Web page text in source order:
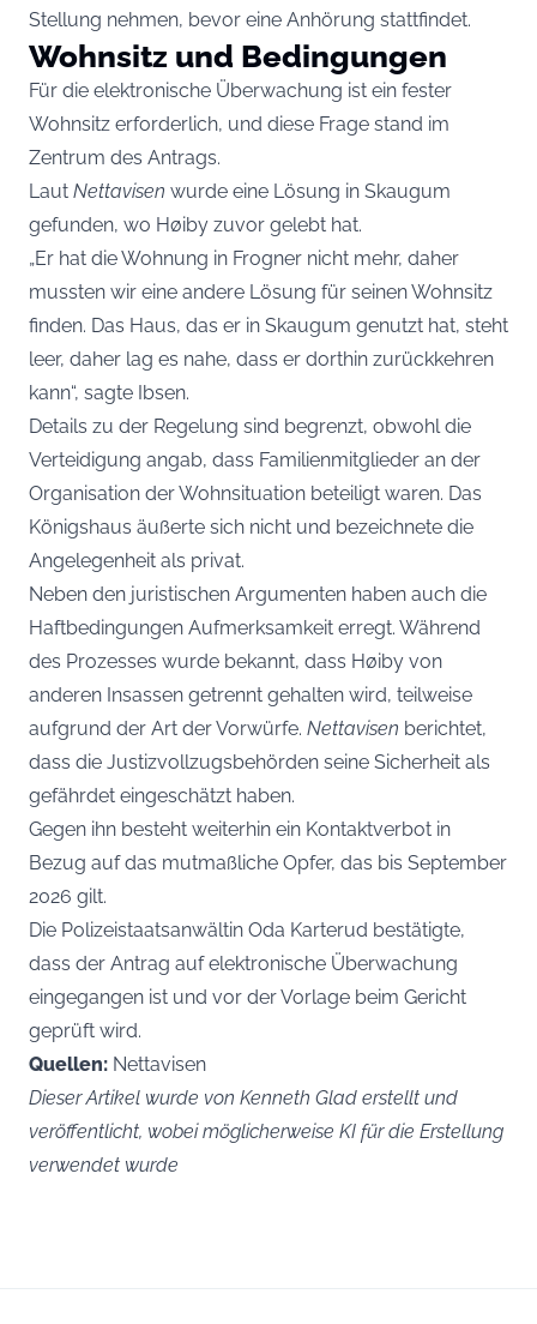
Stellung nehmen, bevor eine Anhörung stattfindet.
Wohnsitz und Bedingungen
Für die elektronische Überwachung ist ein fester
Wohnsitz erforderlich, und diese Frage stand im
Zentrum des Antrags.
Laut Nettavisen wurde eine Lösung in Skaugum
gefunden, wo Høiby zuvor gelebt hat.
„Er hat die Wohnung in Frogner nicht mehr, daher
mussten wir eine andere Lösung für seinen Wohnsitz
finden. Das Haus, das er in Skaugum genutzt hat, steht
leer, daher lag es nahe, dass er dorthin zurückkehren
kann“, sagte Ibsen.
Details zu der Regelung sind begrenzt, obwohl die
Verteidigung angab, dass Familienmitglieder an der
Organisation der Wohnsituation beteiligt waren. Das
Königshaus äußerte sich nicht und bezeichnete die
Angelegenheit als privat.
Neben den juristischen Argumenten haben auch die
Haftbedingungen Aufmerksamkeit erregt. Während
des Prozesses wurde bekannt, dass Høiby von
anderen Insassen getrennt gehalten wird, teilweise
aufgrund der Art der Vorwürfe. Nettavisen berichtet,
dass die Justizvollzugsbehörden seine Sicherheit als
gefährdet eingeschätzt haben.
Gegen ihn besteht weiterhin ein Kontaktverbot in
Bezug auf das mutmaßliche Opfer, das bis September
2026 gilt.
Die Polizeistaatsanwältin Oda Karterud bestätigte,
dass der Antrag auf elektronische Überwachung
eingegangen ist und vor der Vorlage beim Gericht
geprüft wird.
Quellen: Nettavisen
Dieser Artikel wurde von Kenneth Glad erstellt und
veröffentlicht, wobei möglicherweise KI für die Erstellung
verwendet wurde